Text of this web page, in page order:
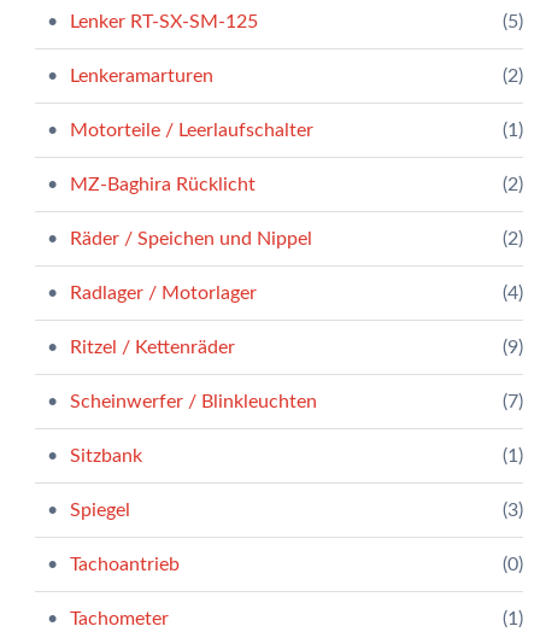
Lenker RT-SX-SM-125 (5)
Lenkeramarturen (2)
Motorteile / Leerlaufschalter (1)
MZ-Baghira Rücklicht (2)
Räder / Speichen und Nippel (2)
Radlager / Motorlager (4)
Ritzel / Kettenräder (9)
Scheinwerfer / Blinkleuchten (7)
Sitzbank (1)
Spiegel (3)
Tachoantrieb (0)
Tachometer (1)